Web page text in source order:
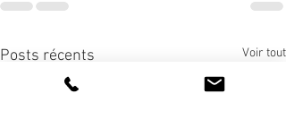
Posts récents Voir tout